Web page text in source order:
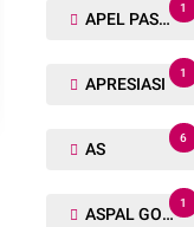
APEL PASUKAN
1
APRESIASI
1
AS
6
ASPAL GORENG
1